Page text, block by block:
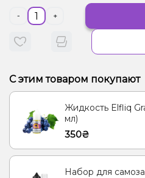
- +
С этим товаром покупают
Жидкость Elfliq
мл)
350₴
Набор для